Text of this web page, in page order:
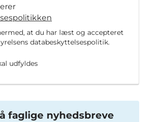
at du har læst og accepteret
databeskyttelsespolitik.
udfyldes
faglige nyhedsbreve